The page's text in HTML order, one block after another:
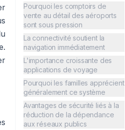
Pourquoi les comptoirs de
vente au détail des aéroports
sont sous pression
La connectivité soutient la
navigation immédiatement
L'importance croissante des
applications de voyage
Pourquoi les familles apprécient
généralement ce système
Avantages de sécurité liés à la
réduction de la dépendance
aux réseaux publics